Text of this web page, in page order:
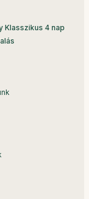
Klasszikus 4 nap